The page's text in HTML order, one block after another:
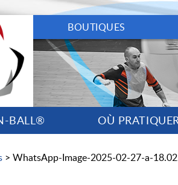
BOUTIQUES
BALL® OÙ
> WhatsApp-Image-2025-02-27-a-